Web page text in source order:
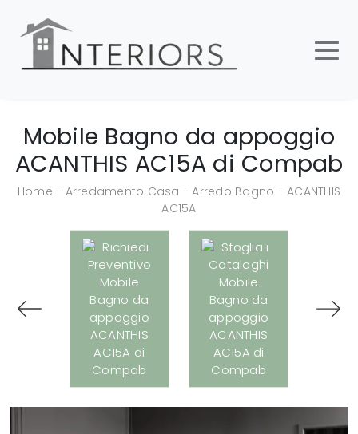
Mobile Bagno da appoggio
ACANTHIS AC15A di Compab
Home - Arredamento Casa -Arredo Bagno -ACANTHIS
AC15A